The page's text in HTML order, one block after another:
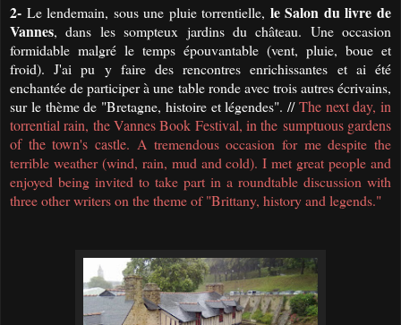
2- Le lendemain, sous une pluie torrentielle, le Salon du livre de
Vannes, dans les sompteux jardins du château. Une occasion
formidable malgré le temps épouvantable (vent, pluie, boue et
froid). J'ai pu y faire des rencontres enrichissantes et ai été
enchantée de participer à une table ronde avec trois autres écrivains,
sur le thème de "Bretagne, histoire et légendes". //The next day, in
torrential rain, the Vannes Book Festival, in the sumptuous gardens
of the town's castle. A tremendous occasion for me despite the
terrible weather (wind, rain, mud and cold).I met great people and
enjoyed being invited to take part in a roundtable discussion with
three other writers on the theme of "Brittany, history and legends."